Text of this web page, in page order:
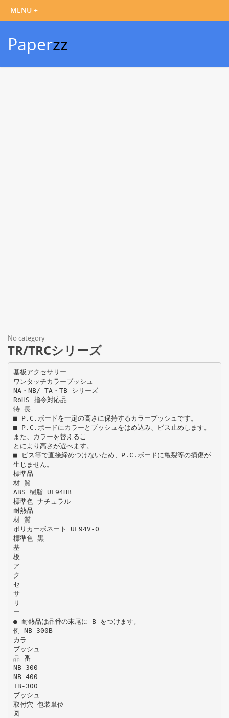
Paperzz
No category
TR/TRCシリーズ
基板アクセサリー
ワンタッチカラーブッシュ
NA・NB/ TA・TB シリーズ
RoHS 指令対応品
特 長
■ P.C.ボードを一定の高さに保持するカラーブッシュです。
■ P.C.ボードにカラーとブッシュをはめ込み、ビス止めします。
また、カラーを替えるこ
とにより高さが選べます。
■ ビス等で直接締めつけないため、P.C.ボードに亀裂等の損傷が
生じません。
標準品
材 質
ABS 樹脂 UL94HB
標準色 ナチュラル
耐熱品
材 質
ポリカーボネート UL94V-0
標準色 黒
基
板
ア
ク
セ
サ
リ
ー
● 耐熱品は品番の末尾に B をつけます。
例 NB-300B
カラ−
ブッシュ
品 番
NB-300
NB-400
TB-300
ブッシュ
取付穴 包装単位
図